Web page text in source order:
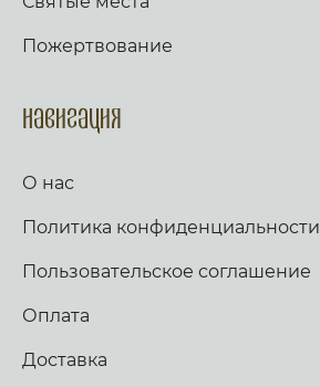
Пожертвование
Навигация
О нас
Политика конфиденциальности
Пользовательское соглашение
Оплата
Доставка